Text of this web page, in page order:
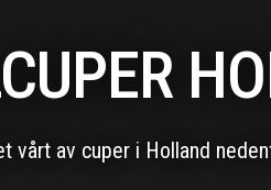
vårt av cuper i Holland